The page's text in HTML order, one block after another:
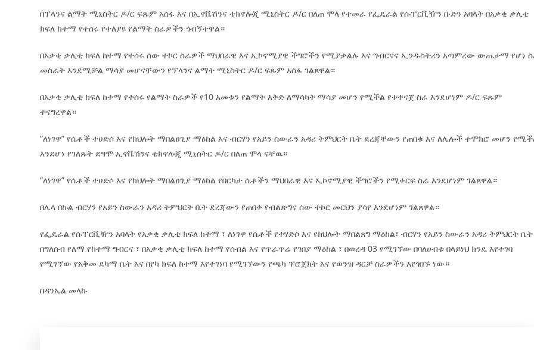
በፕላንና ልማት ሚኒስትር ዶ/ር ፍጹም አሰፋ እና በኢኖቬሽንና ቴክኖሎጂ ሚኒስትር ዶ/ር በለጠ ሞላ የተመራ የፌዴራል የሱፐርቪዥን ቡድን አባላት በአቃቂ ቃሊቲ
ክፍለ ከተማ የተሰሩ የተለያዩ የልማት ስራዎችን ጎብኝተዋል።
በአቃቂ ቃሊቲ ክፍለ ከተማ የተሰሩ ሰው ተኮር ስራዎች ማህበራዊ እና ኢኮኖሚያዊ ችግሮችን የሚያቃልሉ እና ግብርናና ኢንዱስትሪን አጣምረው ውጤታማ የሆነ
መስራት እንደሚቻል ማሳያ መሆናቸውን የፕላንና ልማት ሚኒስትር ዶ/ር ፍጹም አሰፋ ገልጸዋል።
በአቃቂ ቃሊቲ ክፍለ ከተማ የተሰሩ የልማት ስራዎች የ10 አመቱን የልማት እቅድ ለማሳካት ማሳያ መሆን የሚችል የተቀናጀ ስራ እንደሆነም ዶ/ር ፍጹም
ተናግረዋል።
“ለነገዋ” የሴቶች ተሀድሶ እና የክህሎት ማበልፀጊያ ማዕከል እና ብርሃን የአይን ስውራን አዳሪ ትምህርት ቤት ደረጃቸውን የጠበቁ እና ለሌሎች ተሞክሮ መሆን
እንደሆነ የገለጹት ደግሞ ኢኖቬሽንና ቴክኖሎጂ ሚኒስትር ዶ/ር በለጠ ሞላ ናቸዉ።
“ለነገዋ” የሴቶች ተሀድሶ እና የክህሎት ማበልፀጊያ ማዕከል የበርካታ ሴቶችን ማህበራዊ እና ኢኮኖሚያዊ ችግሮችን የሚቀርፍ ስራ እንደሆነም ገልጸዋል።
በሌላ በኩል ብርሃን የአይን ስውራን አዳሪ ትምህርት ቤት ደረጃውን የጠበቀ የብልጽግና ሰው ተኮር መርህን ያሳየ እንደሆነም ገልጸዋል።
የፌዴራል የሱፐርቪዥን አባላት የአቃቂ ቃሊቲ ክፍለ ከተማ ፣ ለነገዋ የሴቶች የተሃድሶ እና የክህሎት ማበልጸግ ማዕከል፣ ብርሃን የአይን ስውራን አዳሪ ትምህርት ቤት
በግለሰብ የለማ የከተማ ግብርና ፣ በአቃቂ ቃሊቲ ክፍለ ከተማ የሰብል እና የጥራጥሬ የገበያ ማዕከል ፣ በወረዳ 03 የሚገኘው በባለሀብቱ በላይነህ ክንዴ እየተገባ
የሚገኘው የአቅመ ደካማ ቤት እና በየካ ክፍለ ከተማ እየተገነባ የሚገኘውን የጫካ ፕሮጀክት እና የወንዝ ዳርቻ ስራዎችን እየጎበኙ ነው።
በዳንኤል መላኩ